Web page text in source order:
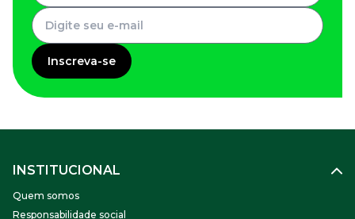
Inscreva-se
INSTITUCIONAL
Quem somos
Responsabilidade social